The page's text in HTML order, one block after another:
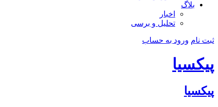
بلاگ
اخبار
تحلیل و برسی
ثبت نام ورود به حساب
پیکسیا
پیکسیا